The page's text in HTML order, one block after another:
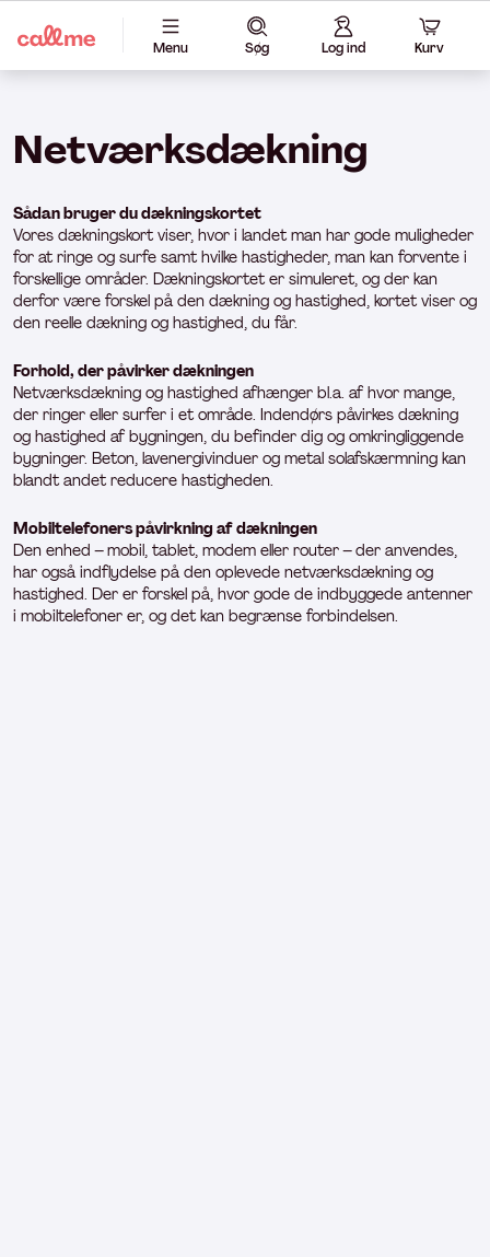
Menu Søg Log ind Kurv
Netværksdækning
Sådan bruger du dækningskortet
Vores dækningskort viser, hvor i landet man har gode muligheder
for at ringe og surfe samt hvilke hastigheder, man kan forvente i
forskellige områder. Dækningskortet er simuleret, og der kan
derfor være forskel på den dækning og hastighed, kortet viser og
den reelle dækning og hastighed, du får.
Forhold, der påvirker dækningen
Netværksdækning og hastighed afhænger bl.a. af hvor mange,
der ringer eller surfer i et område. Indendørs påvirkes dækning
og hastighed af bygningen, du befinder dig og omkringliggende
bygninger. Beton, lavenergivinduer og metal solafskærmning kan
blandt andet reducere hastigheden.
Mobiltelefoners påvirkning af dækningen
Den enhed – mobil, tablet, modem eller router – der anvendes,
har også indflydelse på den oplevede netværksdækning og
hastighed. Der er forskel på, hvor gode de indbyggede antenner
i mobiltelefoner er, og det kan begrænse forbindelsen.